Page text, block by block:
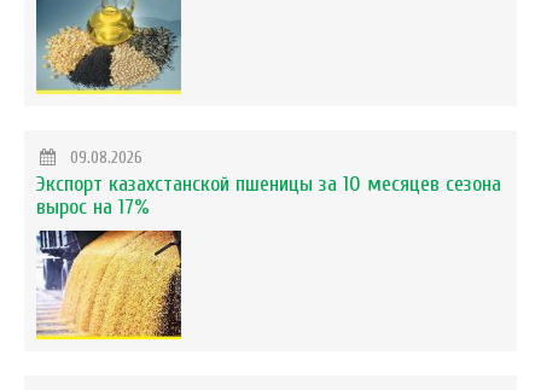
09.08.2026
Экспорт казахстанской пшеницы за 10 месяцев сезона
вырос на 17%